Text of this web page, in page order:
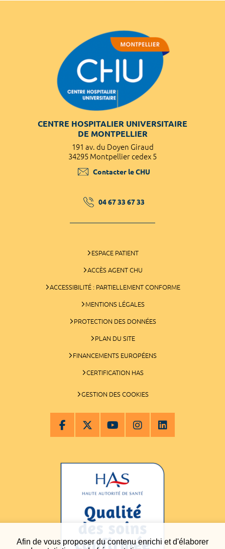
Afin de vous proposer du contenu enrichi et d'élaborer
CENTRE HOSPITALIER UNIVERSITAIRE
DE MONTPELLIER
191 av. du Doyen Giraud
34295 Montpellier cedex 5
Contacter le CHU
04 67 33 67 33
ESPACE PATIENT
ACCÈS AGENT CHU
ACCESSIBILITÉ : PARTIELLEMENT CONFORME
MENTIONS LÉGALES
PROTECTION DES DONNÉES
PLAN DU SITE
FINANCEMENTS EUROPÉENS
CERTIFICATION HAS
GESTION DES COOKIES